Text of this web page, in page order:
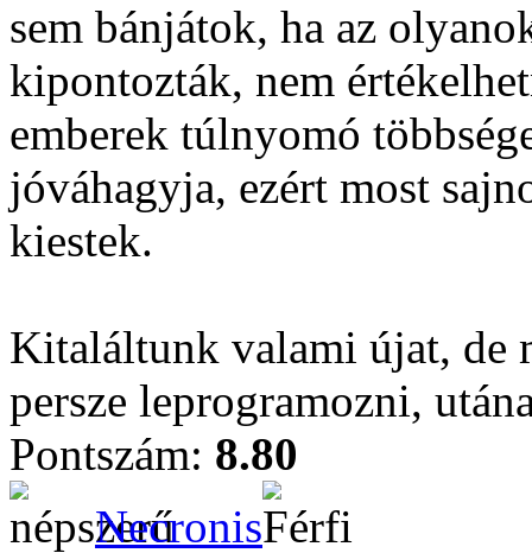
sem bánjátok, ha az
kipontozták, nem
emberek túlnyomó
jóváhagyja, ezért most
kiestek.
Kitaláltunk valami újat, de
persze leprogramozni,
Pontszám: 8.80
Necronis